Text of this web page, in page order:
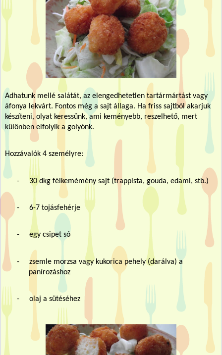
Adhatunk mellé salátát, az elengedhetetlen tartármártást vagy
áfonya lekvárt. Fontos még a sajt állaga. Ha friss sajtból akarjuk
készíteni, olyat keressünk, ami keményebb, reszelhető, mert
különben elfolyik a golyónk.
Hozzávalók 4 személyre:
- 30 dkg félkemémény sajt (trappista, gouda, edami, stb.)
- 6-7 tojásfehérje
- egy csipet só
-
zsemle morzsa vagy kukorica pehely (darálva) a
panírozáshoz
- olaj a sütéséhez